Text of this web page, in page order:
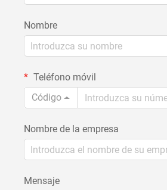
Nombre
Teléfono móvil
Código
Nombre de la empresa
Mensaje